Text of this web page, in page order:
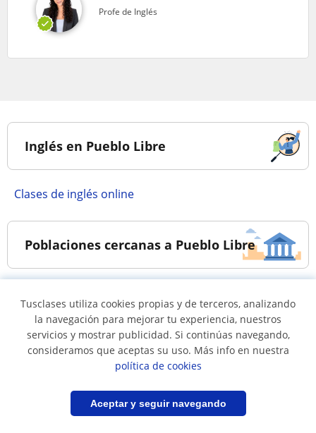
Guardar búsqueda
Profe de Inglés
Inglés en Pueblo Libre
Clases de inglés online
Poblaciones cercanas a Pueblo Libre
Breña
Jesús María
Clases de inglés en La
Victoria
Clases de inglés en
Lima ciudad
Magdalena Del Mar
Clases de inglés en
Clases de inglés en San
Tusclases utiliza cookies propias y de terceros, analizando
la navegación para mejorar tu experiencia, nuestros
servicios y mostrar publicidad. Si continúas navegando,
consideramos que aceptas su uso. Más info en nuestra
política de cookies
Aceptar y seguir navegando